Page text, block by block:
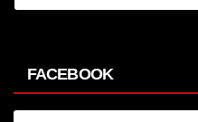
FACEBOOK